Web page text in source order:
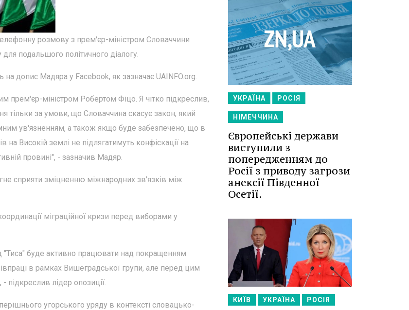
розмову з прем'єр-міністром Словаччини
подальшого політичного діалогу.
допис Мадяра у Facebook, як зазначає UAINFO.org.
міністром Робертом Фіцо. Я чітко підкреслив,
тільки за умови, що Словаччина скасує закон, який
ув'язненням, а також якщо буде забезпечено, що в
Високій землі не підлягатимуть конфіскації на
провині", - зазначив Мадяр.
сприяти зміцненню міжнародних зв'язків між
міграційної кризи перед виборами у
"Тиса" буде активно працювати над покращенням
в рамках Вишеградської групи, але перед цим
підкреслив лідер опозиції.
угорського уряду в контексті словацько-
УКРАЇНА РОСІЯ
НІМЕЧЧИНА
Європейські держави
виступили з
попередженням до
Росії з приводу загрози
анексії Південної
Осетії.
КИЇВ УКРАЇНА РОСІЯ